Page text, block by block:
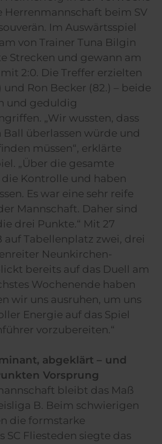
Herrenmannschaft beim SV
Im Auswärtsspiel
von Trainer Tuna Bilgin
Strecken und gewann am
2:0. Die Treffer erzielten
und Ron Becker (82.) – beide
und geduldig
„Wir wussten, dass
Ball überlassen würde und
müssen“, erklärte
„Über die gesamte
Kontrolle und haben
Es war eine sehr reife
Mannschaft. Daher sind
drei Punkte.“ Mit 27
auf Tabellenplatz zwei, drei
Neunkirchen-
bereits auf das Duell am
Wochenende haben
wir uns ausruhen, um uns
Energie auf das Spiel
vorzubereiten.“
abgeklärt – und
Vorsprung
bleibt das Maß
B. Beim schwierigen
die formstarke
Fliesteden siegte das